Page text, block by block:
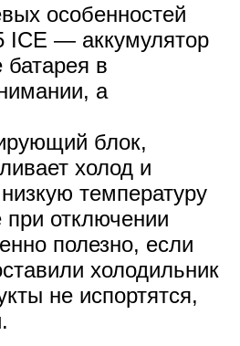
особенностей
ICE — аккумулятор
в
а
блок,
холод и
температуру
отключении
полезно, если
холодильник
не испортятся,